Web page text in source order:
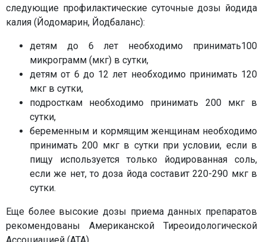
следующие профилактические суточные дозы йодида
калия (Йодомарин, Йодбаланс):
детям до 6 лет необходимо принимать100
микрограмм (мкг) в сутки,
детям от 6 до 12 лет необходимо принимать 120
мкг в сутки,
подросткам необходимо принимать 200 мкг в
сутки,
беременным и кормящим женщинам необходимо
принимать 200 мкг в сутки при условии, если в
пищу используется только йодированная соль,
если же нет, то доза йода составит 220-290 мкг в
сутки.
Еще более высокие дозы приема данных препаратов
рекомендованы Американской Тиреоидологической